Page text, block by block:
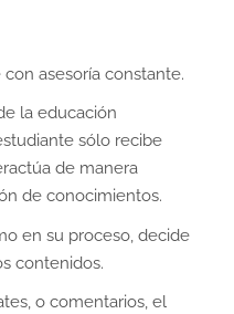
asesoría constante.
la educación
sólo recibe
de manera
de conocimientos.
en su proceso, decide
contenidos.
o comentarios, el